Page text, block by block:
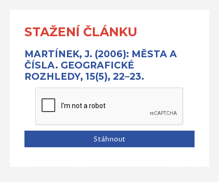
STAŽENÍ ČLÁNKU
MARTÍNEK, J. (2006): MĚSTA A
ČÍSLA. GEOGRAFICKÉ
ROZHLEDY, 15(5), 22–23.